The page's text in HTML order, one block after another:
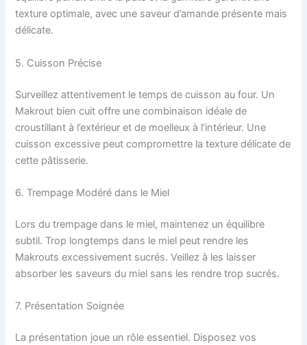
texture optimale, avec une saveur d’amande présente mais
délicate.
5. Cuisson Précise
Surveillez attentivement le temps de cuisson au four. Un
Makrout bien cuit offre une combinaison idéale de
croustillant à l’extérieur et de moelleux à l’intérieur. Une
cuisson excessive peut compromettre la texture délicate de
cette pâtisserie.
6. Trempage Modéré dans le Miel
Lors du trempage dans le miel, maintenez un équilibre
subtil. Trop longtemps dans le miel peut rendre les
Makrouts excessivement sucrés. Veillez à les laisser
absorber les saveurs du miel sans les rendre trop sucrés.
7. Présentation Soignée
La présentation joue un rôle essentiel. Disposez vos